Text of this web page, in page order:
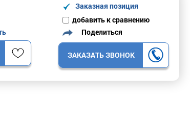
Заказная позиция
добавить к сравнению
Поделиться
ЗАКАЗАТЬ ЗВОНОК